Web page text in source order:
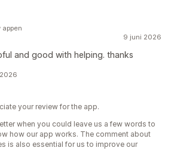
9 juni 2026
and good with helping. thanks
your review for the app.
when you could leave us a few words to
how our app works. The comment about
is also essential for us to improve our